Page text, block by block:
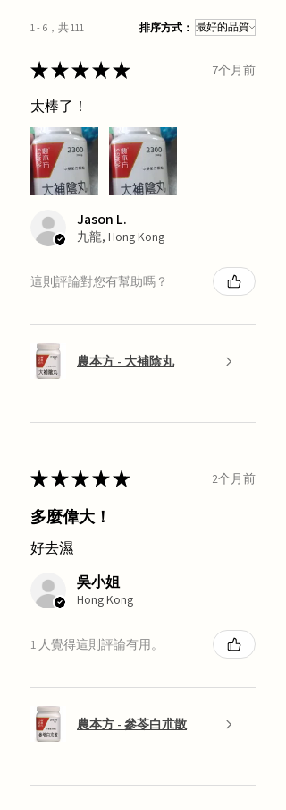
1 - 6，共 111 排序方式：
★★★★★ 7个月前
太棒了！
Jason L.
九龍, Hong Kong
這則評論對您有幫助嗎？
農本方 - 大補陰丸
★★★★★ 2个月前
多麼偉大！
好去濕
吳小姐
Hong Kong
1 人覺得這則評論有用。
農本方 - 參苓白朮散